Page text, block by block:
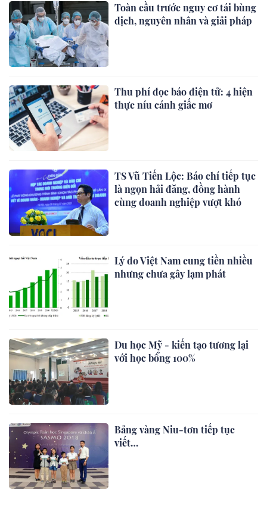
Toàn cầu trước nguy cơ tái bùng
dịch, nguyên nhân và giải pháp
Thu phí đọc báo điện tử: 4 hiện
thực níu cánh giấc mơ
TS Vũ Tiến Lộc: Báo chí tiếp tục
là ngọn hải đăng, đồng hành
cùng doanh nghiệp vượt khó
Lý do Việt Nam cung tiền nhiều
nhưng chưa gây lạm phát
Du học Mỹ - kiến tạo tương lại
với học bổng 100%
Bảng vàng Niu-tơn tiếp tục
viết…